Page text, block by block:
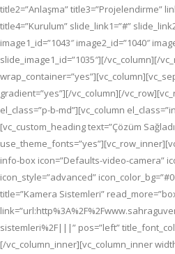
title2=”Anlaşma” title3=”Projelendirme”
title4=”Kurulum” slide_link1=”#”
image1_id=”1043″ image2_id=”1040″
slide_image1_id=”1035″][/vc_column][/
gradient=”yes”][/vc_column][/
el_class=”p-b-md”][vc_column
[vc_custom_heading text=”Çözüm
info-box icon=”Defaults-video-camera”
icon_style=”advanced”
title=”Kamera Sistemleri”
sistemleri%2F|||” pos=”left”
[/vc_column_inner][vc_column_inner